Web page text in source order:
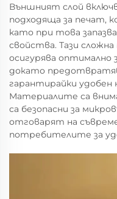
Външният слой
подходяща за печат,
като при това
свойства. Тази
осигурява оптимално
докато
гарантирайки удобен
Материалите са
са безопасни за
отговарят на
потребителите за